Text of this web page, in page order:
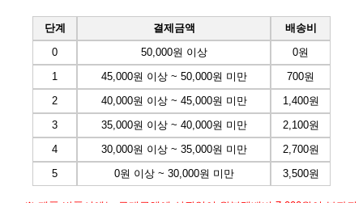
단계 결제금액
배송비
0
50,000원 이상
0원
1
45,000원 이상 ~ 50,000원 미만
700원
2
40,000원 이상 ~ 45,000원 미만
1,400원
3
35,000원 이상 ~ 40,000원 미만
2,100원
4
30,000원 이상 ~ 35,000원 미만
2,700원
5
0원 이상 ~ 30,000원 미만 3,500원